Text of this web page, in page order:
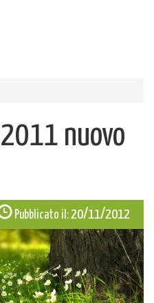
nuovo
Pubblicato il:20/11/2012